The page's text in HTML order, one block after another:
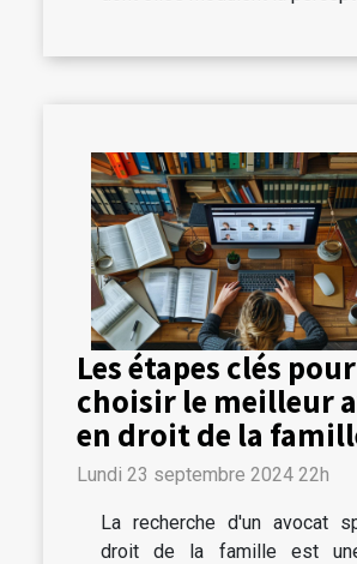
Les étapes clés pour
choisir le meilleur
en droit de la
Lundi 23 septembre 2024 22h
La recherche d'un avocat
droit de la famille est